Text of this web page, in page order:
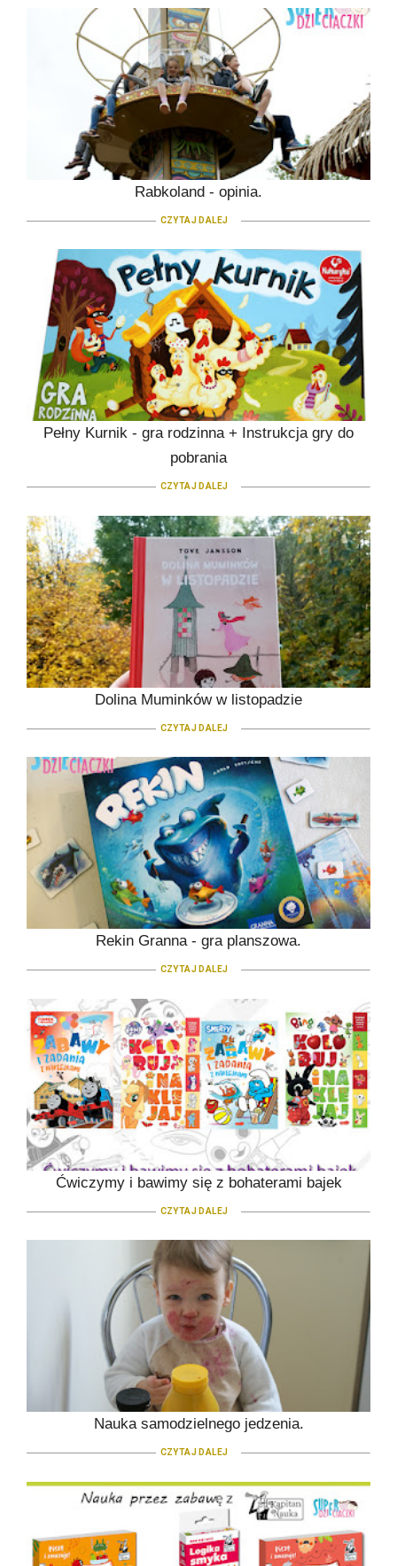
Rabkoland - opinia.
CZYTAJ DALEJ
Pełny Kurnik - gra rodzinna + Instrukcja gry do
pobrania
CZYTAJ DALEJ
Dolina Muminków w listopadzie
CZYTAJ DALEJ
Rekin Granna - gra planszowa.
CZYTAJ DALEJ
Ćwiczymy i bawimy się z bohaterami bajek
CZYTAJ DALEJ
Nauka samodzielnego jedzenia.
CZYTAJ DALEJ